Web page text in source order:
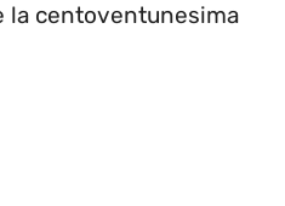
la centoventunesima